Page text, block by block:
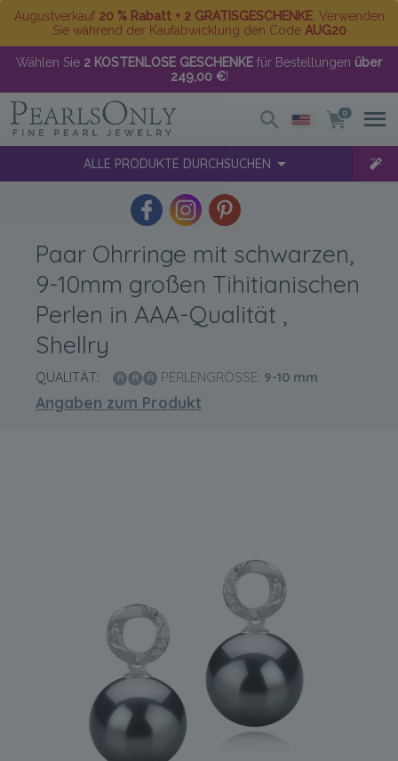
Augustverkauf 20 % Rabatt + 2 GRATISGESCHENKE. Verwenden
Sie während der Kaufabwicklung den Code AUG20
Wählen Sie 2 KOSTENLOSE GESCHENKE für Bestellungen über
249,00 €!
0
ALLE PRODUKTE DURCHSUCHEN
Paar Ohrringe mit schwarzen,
9-10mm großen Tihitianischen
Perlen in AAA-Qualität ,
Shellry
QUALITÄT: PERLENGRÖSSE: 9-10 mm
Angaben zum Produkt